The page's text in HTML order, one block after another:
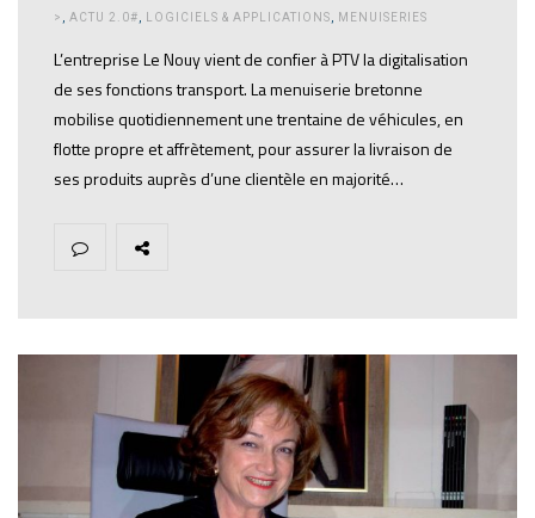
> ACTU 2.0# LOGICIELS & APPLICATIONS MENUISERIES
L’entreprise Le Nouy vient de confier à PTV la digitalisation
de ses fonctions transport. La menuiserie bretonne
mobilise quotidiennement une trentaine de véhicules, en
flotte propre et affrètement, pour assurer la livraison de
ses produits auprès d’une clientèle en majorité…